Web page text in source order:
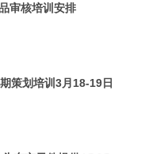
审核培训安排
策划培训3月18-19日